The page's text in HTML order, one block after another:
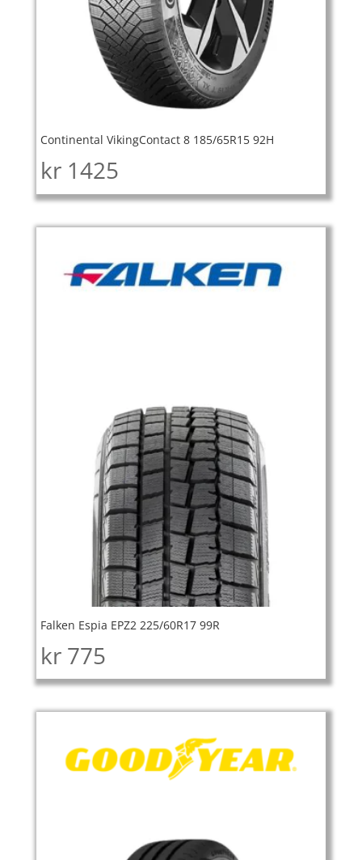
Continental VikingContact 8 185/65R15 92H
kr 1425
Falken Espia EPZ2 225/60R17 99R
kr 775